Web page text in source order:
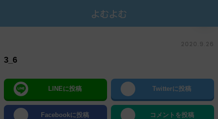
2020.9.26
3_6
LINEに投稿 Twitterに投稿
Facebookに投稿 コメントを投稿